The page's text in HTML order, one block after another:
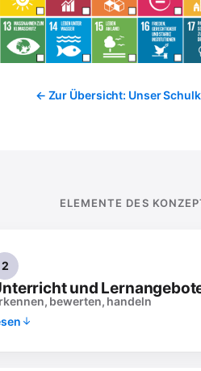
← Zur Übersicht: Unser
ELEMENTE DES
2
und
bewerten, handeln